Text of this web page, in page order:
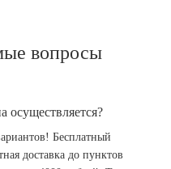
вопросы
осуществляется?
Бесплатный
доставка до пунктов